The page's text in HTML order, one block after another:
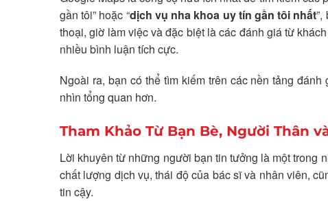
gần tôi” hoặc “dịch vụ nha khoa uy tín gần tôi nhất
thoại, giờ làm việc và đặc biệt là các đánh giá từ
nhiều bình luận tích cực.
Ngoài ra, bạn có thể tìm kiếm trên các nền tảng
nhìn tổng quan hơn.
Tham Khảo Từ Bạn Bè, Người Thân
Lời khuyên từ những người bạn tin tưởng là một trong
chất lượng dịch vụ, thái độ của bác sĩ và nhân viên,
tin cậy.